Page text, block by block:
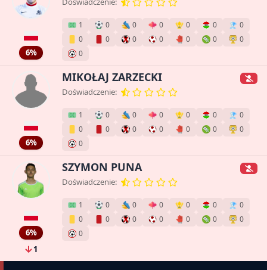
6%
1 0 0 0 0 0
0
0
0 0 0 0 0
0
0
6%
MIKOŁAJ ZARZECKI
Doświadczenie:
1 0 0 0 0 0
0
0
0 0 0 0 0
0
0
6%
1
SZYMON PUNA
Doświadczenie:
1 0 0 0 0 0
0
0
0 0 0 0 0
0
0